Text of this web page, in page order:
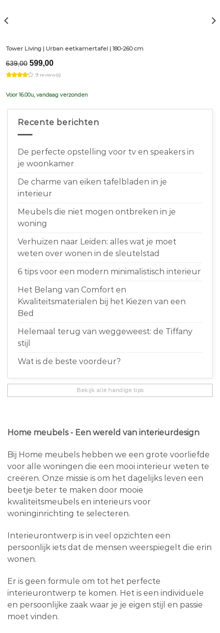
Tower Living | Urban eetkamertafel | 180-260 cm
639,00 Original
price
was:
599,00Current
is:
9 review(s)
Voor 16.00u, vandaag verzonden
Recente berichten
De perfecte opstelling voor tv en speakers in
je woonkamer
De charme van eiken tafelbladen in je
interieur
Meubels die niet mogen ontbreken in je
woning
Verhuizen naar Leiden: alles wat je moet
weten over wonen in de sleutelstad
6 tips voor een modern minimalistisch interieur
Het Belang van Comfort en
Kwaliteitsmaterialen bij het Kiezen van een
Bed
Helemaal terug van weggeweest: de Tiffany
stijl
Wat is de beste voordeur?
Bekijk alle handige tips
Home meubels - Een wereld van interieurdesign
Bij Home meubels hebben we een grote voorliefde
voor alle woningen die een mooi interieur weten te
creëren. Onze missie is om het dagelijks leven een
beetje beter te maken door mooie
kwaliteitsmeubels en interieurs voor
woninginrichting te selecteren.
Interieurontwerp is in veel opzichten een
persoonlijk iets dat de mensen weerspiegelt die erin
wonen.
Er is geen formule om tot het perfecte
interieurontwerp te komen. Het is een individuele
en persoonlijke zaak waar je je eigen stijl en passie
moet vinden.